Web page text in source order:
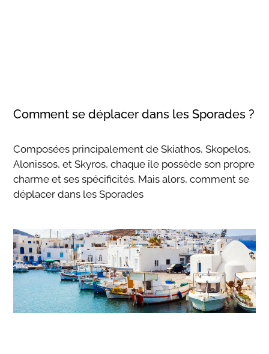
Comment se déplacer dans les Sporades ?
Composées principalement de Skiathos, Skopelos,
Alonissos, et Skyros, chaque île possède son propre
charme et ses spécificités. Mais alors, comment se
déplacer dans les Sporades